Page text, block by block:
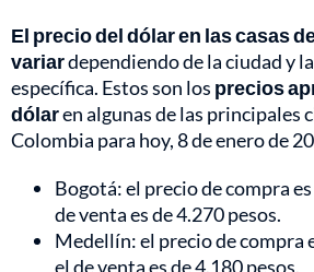
El precio del dólar en las casas
variardependiendo de la ciudad y
específica. Estos son los precios
dólaren algunas de las principales
Colombia para hoy, 8 de enero de
Bogotá: el precio de compra
de venta es de 4.270 pesos.
Medellín: el precio de compra
el de venta es de 4.180 pesos.